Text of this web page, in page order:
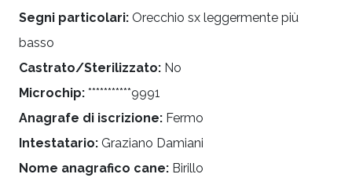
Segni particolari: Orecchio sx leggermente più
basso
Castrato/Sterilizzato: No
Microchip: ***********9991
Anagrafe di iscrizione: Fermo
Intestatario: Graziano Damiani
Nome anagrafico cane: Birillo